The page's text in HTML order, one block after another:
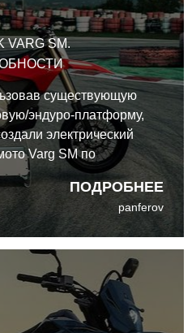
VARG SM.
ПОДРОБНЕЕ
существующую
эндуро-платформу,
электрический
Varg SM по
рецепту.
panferov